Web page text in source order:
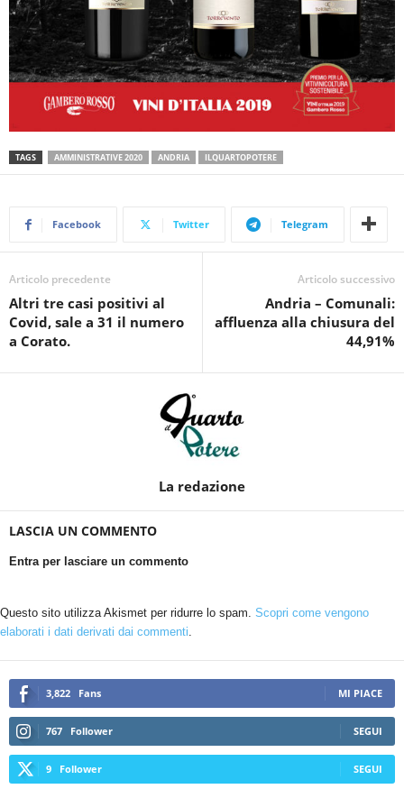
TAGS AMMINISTRATIVE 2020 ANDRIA ILQUARTOPOTERE
Facebook Twitter Telegram
Articolo precedente
Altri tre casi positivi al
Covid, sale a 31 il numero
a Corato.
Articolo successivo
Andria – Comunali:
affluenza alla chiusura del
44,91%
La redazione
LASCIA UN COMMENTO
Entra per lasciare un commento
Questo sito utilizza Akismet per ridurre lo spam. Scopri come vengono
elaborati i dati derivati dai commenti.
3,822 Fans MI PIACE
767 Follower SEGUI
9 Follower SEGUI